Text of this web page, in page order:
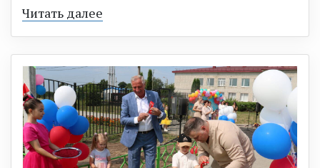
Читать далее